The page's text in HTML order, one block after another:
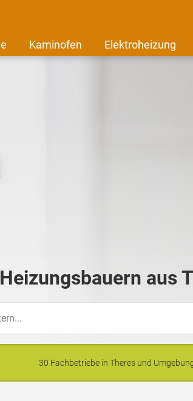
Kaminofen Elektroheizung
aus
30 Fachbetriebe in Theres und